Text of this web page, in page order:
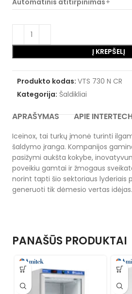
Automatinis atitirpinimas+
Į KREPŠELĮ
Produkto kodas: VTS 730 N CR
Kategorija: Šaldikliai
APRAŠYMAS APIE
Iceinox, tai turkų įmonė turinti
šaldymo įranga. Kompanijos
pasižymi aukšta kokybe,
poveikiu gamtai ir žmogaus
norint tapti šio sektoriaus lyderiais
generuoti tik dėmesio vertas idėjas.
PANAŠŪS PRODUKTAI